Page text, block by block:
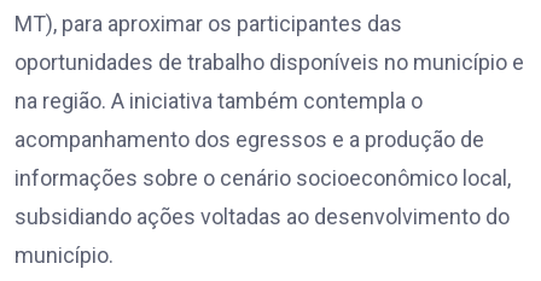
MT), para aproximar os participantes das
oportunidades de trabalho disponíveis no município e
na região. A iniciativa também contempla o
acompanhamento dos egressos e a produção de
informações sobre o cenário socioeconômico local,
subsidiando ações voltadas ao desenvolvimento do
município.